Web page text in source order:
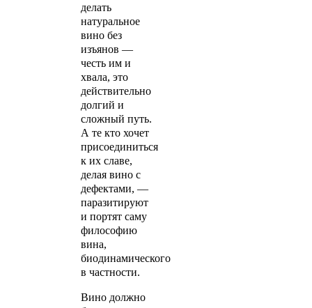
делать
натуральное
вино без
изъянов —
честь им и
хвала, это
действительно
долгий и
сложный путь.
А те кто хочет
присоединиться
к их славе,
делая вино с
дефектами, —
паразитируют
и портят саму
философию
вина,
биодинамического
в частности.
Вино должно